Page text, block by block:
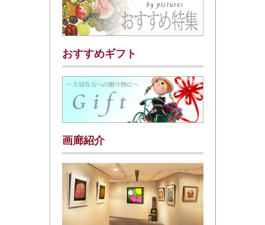
おすすめギフト
画廊紹介